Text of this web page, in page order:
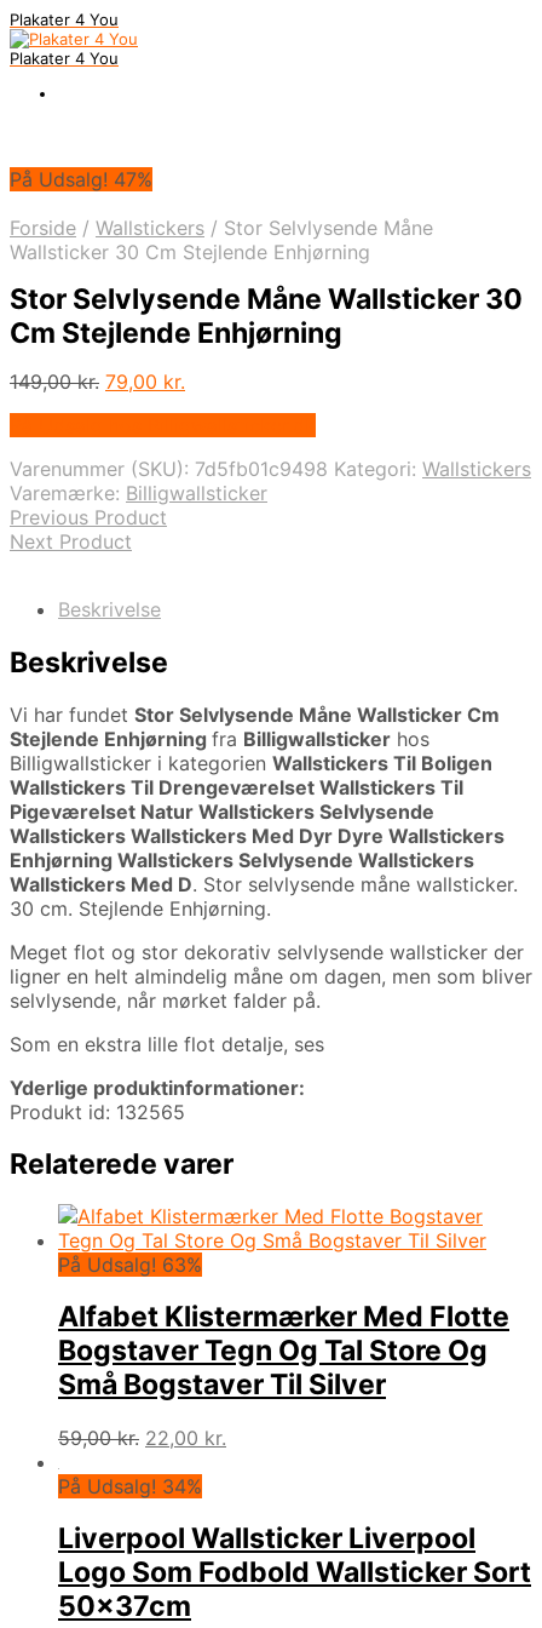
Plakater 4 You
Plakater 4 You
På Udsalg! 47%
Forside / Wallstickers / Stor Selvlysende Måne
Wallsticker 30 Cm Stejlende Enhjørning
Stor Selvlysende Måne Wallsticker 30
Cm Stejlende Enhjørning
149,00kr. Den
149,00 kr..
79,00 kr.
79,00 kr..
Varenummer (SKU): 7d5fb01c9498 Kategori: Wallstickers
Varemærke: Billigwallsticker
Previous Product
Next Product
Beskrivelse
Beskrivelse
Vi har fundet Stor Selvlysende Måne Wallsticker Cm
Stejlende Enhjørning fra Billigwallsticker hos
Billigwallsticker i kategorien Wallstickers Til Boligen
Wallstickers Til Drengeværelset Wallstickers Til
Pigeværelset Natur Wallstickers Selvlysende
Wallstickers Wallstickers Med Dyr Dyre Wallstickers
Enhjørning Wallstickers Selvlysende Wallstickers
Wallstickers Med D. Stor selvlysende måne wallsticker.
30 cm. Stejlende Enhjørning.
Meget flot og stor dekorativ selvlysende wallsticker der
ligner en helt almindelig måne om dagen, men som bliver
selvlysende, når mørket falder på.
Som en ekstra lille flot detalje, ses
Yderlige produktinformationer:
Produkt id: 132565
Relaterede varer
På Udsalg! 63%
Alfabet Klistermærker Med Flotte
Bogstaver Tegn Og Tal Store Og
Små Bogstaver Til Silver
59,00kr. Den
pris
59,00 kr..
22,00 kr.
22,00 kr..
På Udsalg! 34%
Liverpool Wallsticker Liverpool
Logo Som Fodbold Wallsticker Sort
50x37cm